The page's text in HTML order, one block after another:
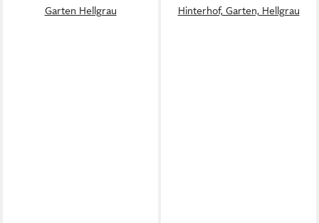
Garten Hellgrau
Hinterhof, Garten, Hellgrau